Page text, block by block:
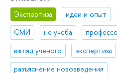
Экспертиза
идеи и опыт
СМИ
не учеба
взгляд ученого
экспертиза
разъяснение нововведения